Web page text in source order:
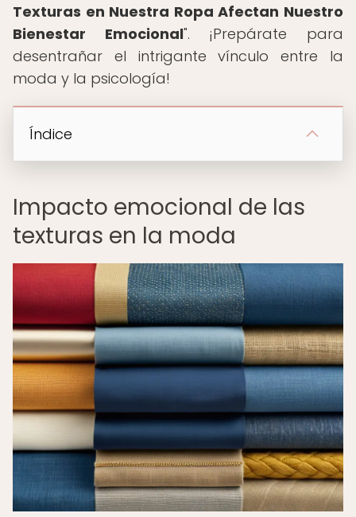
Texturas en Nuestra Ropa Afectan Nuestro
Bienestar Emocional". ¡Prepárate para
desentrañar el intrigante vínculo entre la
moda y la psicología!
Índice
Impacto emocional de las
texturas en la moda